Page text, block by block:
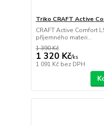
Triko CRAFT Active
CRAFT Active Comfort
příjemného materi...
1 390 Kč
1 320 Kč/ks
1 091 Kč bez DPH